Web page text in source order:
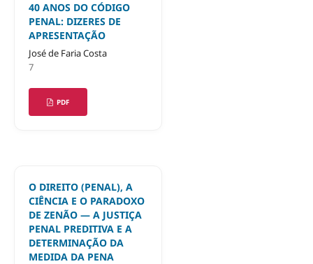
40 ANOS DO CÓDIGO
PENAL: DIZERES DE
APRESENTAÇÃO
José de Faria Costa
7
PDF
O DIREITO (PENAL), A
CIÊNCIA E O PARADOXO
DE ZENÃO — A JUSTIÇA
PENAL PREDITIVA E A
DETERMINAÇÃO DA
MEDIDA DA PENA